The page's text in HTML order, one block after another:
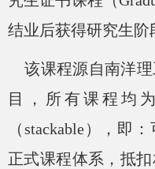
结业后获得研究生阶
该课程源自南洋
目，所有课程均
（stackable），即
正式课程体系，抵